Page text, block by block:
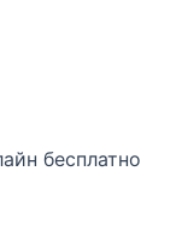
бесплатно